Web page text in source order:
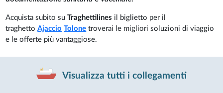
Acquista subito suTraghettilines il biglietto per il
traghettoAjaccio Tolone troverai le migliori soluzioni di viaggio
e le offerte più vantaggiose.
Visualizza tutti i collegamenti